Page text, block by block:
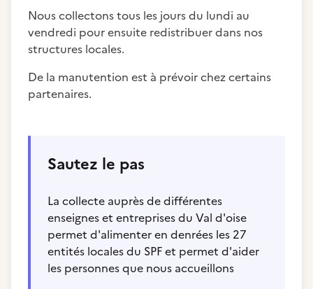
Nous collectons tous les jours du lundi au
vendredi pour ensuite redistribuer dans nos
structures locales.
De la manutention est à prévoir chez certains
partenaires.
Sautez le pas
La collecte auprès de différentes
enseignes et entreprises du Val d'oise
permet d'alimenter en denrées les 27
entités locales du SPF et permet d'aider
les personnes que nous accueillons